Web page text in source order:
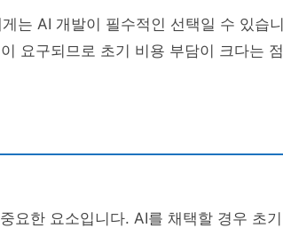
는 AI 개발이 필수적인 선택일 수 있습니
요구되므로 초기 비용 부담이 크다는 점
요한 요소입니다. AI를 채택할 경우 초기